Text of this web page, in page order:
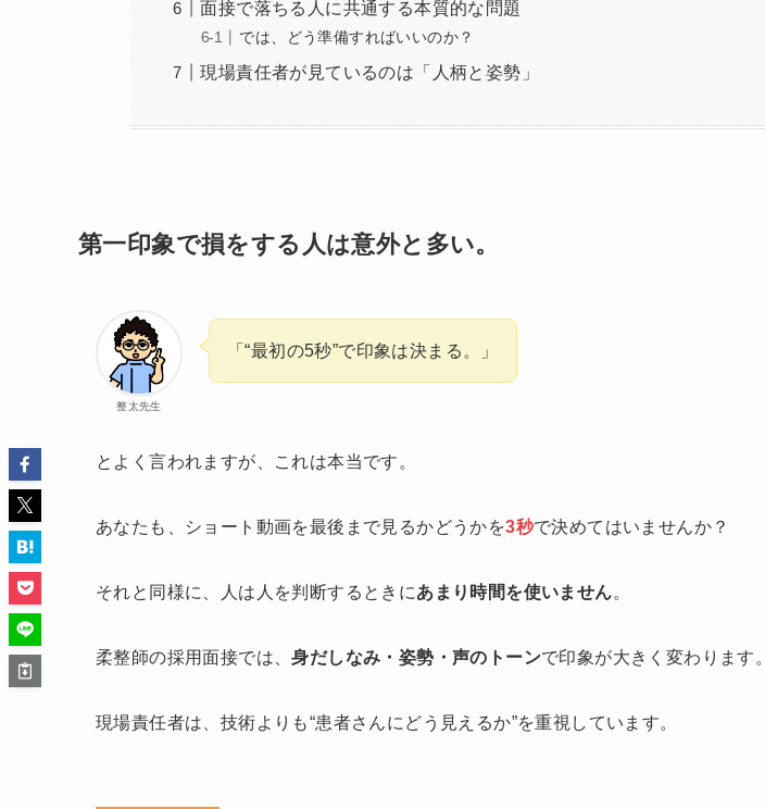
面接で落ちる人に共通する本質的な問題
では、どう準備すればいいのか？
現場責任者が見ているのは「人柄と姿勢」
第一印象で損をする人は意外と多い。
整太先生
「“最初の5秒”で印象は決まる。」
とよく言われますが、これは本当です。
あなたも、ショート動画を最後まで見るかどうかを3秒で決めてはいませんか？
それと同様に、人は人を判断するときにあまり時間を使いません。
柔整師の採用面接では、身だしなみ・姿勢・声のトーンで印象が大きく変わります。
現場責任者は、技術よりも“患者さんにどう見えるか”を重視しています。